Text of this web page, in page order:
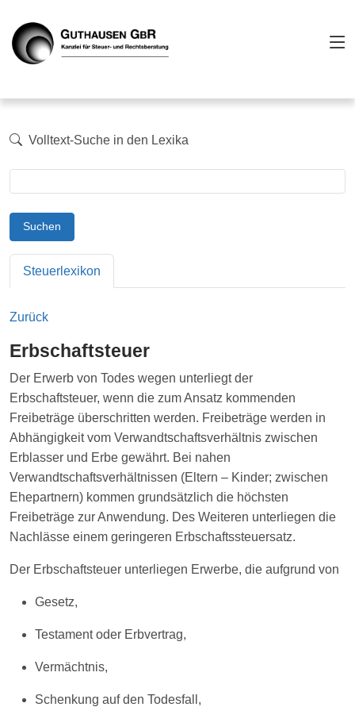
Volltext-Suche in den Lexika
Suchen
Steuerlexikon
Zurück
Erbschaftsteuer
Der Erwerb von Todes wegen unterliegt der
Erbschaftsteuer, wenn die zum Ansatz kommenden
Freibeträge überschritten werden. Freibeträge werden in
Abhängigkeit vom Verwandtschaftsverhältnis zwischen
Erblasser und Erbe gewährt. Bei nahen
Verwandtschaftsverhältnissen (Eltern – Kinder; zwischen
Ehepartnern) kommen grundsätzlich die höchsten
Freibeträge zur Anwendung. Des Weiteren unterliegen die
Nachlässe einem geringeren Erbschaftssteuersatz.
Der Erbschaftsteuer unterliegen Erwerbe, die aufgrund von
Gesetz,
Testament oder Erbvertrag,
Vermächtnis,
Schenkung auf den Todesfall,